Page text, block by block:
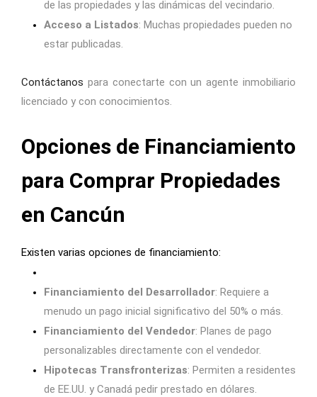
de las propiedades y las dinámicas del vecindario.
Acceso a Listados: Muchas propiedades pueden no
estar publicadas.
Contáctanos para conectarte con un agente inmobiliario
licenciado y con conocimientos.
Opciones de Financiamiento
para Comprar Propiedades
en Cancún
Existen varias opciones de financiamiento:
Financiamiento del Desarrollador: Requiere a
menudo un pago inicial significativo del 50% o más.
Financiamiento del Vendedor: Planes de pago
personalizables directamente con el vendedor.
Hipotecas Transfronterizas: Permiten a residentes
de EE.UU. y Canadá pedir prestado en dólares.